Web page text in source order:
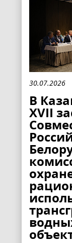
30.07.2026
В
XVII